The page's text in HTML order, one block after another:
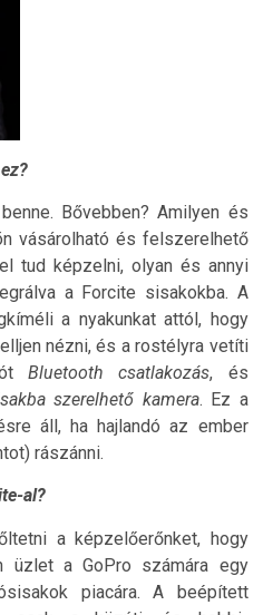
Bővebben? Amilyen és
vásárolható és felszerelhető
tud képzelni, olyan és annyi
a Forcite sisakokba. A
a nyakunkat attól, hogy
nézni, és a rostélyra vetíti
Bluetooth csatlakozás, és
szerelhető kamera. Ez a
áll, ha hajlandó az ember
rászánni.
al?
a képzelőerőnket, hogy
üzlet a GoPro számára egy
piacára. A beépített